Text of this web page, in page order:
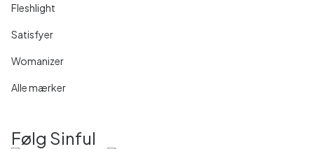
Fleshlight
Satisfyer
Womanizer
Alle mærker
Følg Sinful